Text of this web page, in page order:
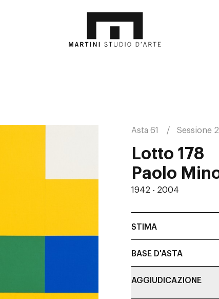
Asta 61 Sessione 2
Lotto 178
Paolo
1942 - 2004
STIMA
BASE D'ASTA
AGGIUDICAZIONE